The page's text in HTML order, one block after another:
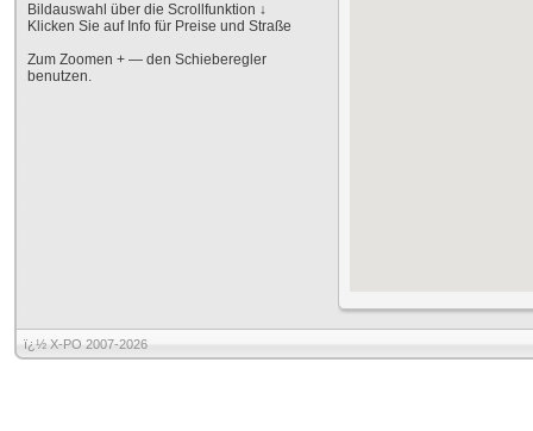
Bildauswahl über die Scrollfunktion ↓
Klicken Sie auf Info für Preise und Straße
Zum Zoomen + — den Schieberegler
benutzen.
ï¿½ X-PO 2007-2026